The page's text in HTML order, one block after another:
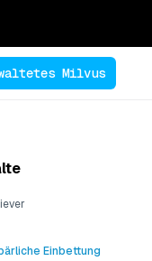
Milvus
Einbettung